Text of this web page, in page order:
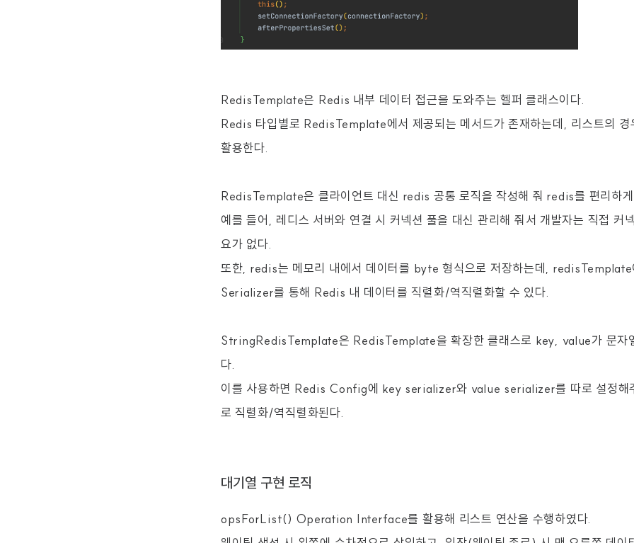
RedisTemplate은 Redis 내부 데이터 접근을 도와주는 헬퍼 클래스이다.
Redis 타입별로 RedisTemplate에서 제공되는 메서드가 존재하는데, 리스트의
활용한다.
RedisTemplate은 클라이언트 대신 redis 공통 로직을 작성해 줘 redis를 편리하
예를 들어, 레디스 서버와 연결 시 커넥션 풀을 대신 관리해 줘서 개발자는 직접 커
요가 없다.
또한, redis는 메모리 내에서 데이터를 byte 형식으로 저장하는데, redisTemplate
Serializer를 통해 Redis 내 데이터를 직렬화/역직렬화할 수 있다.
StringRedisTemplate은 RedisTemplate을 확장한 클래스로 key, value가 문자
다.
이를 사용하면 Redis Config에 key serializer와 value serializer를 따로 설정해
로 직렬화/역직렬화된다.
대기열 구현 로직
opsForList() Operation Interface를 활용해 리스트 연산을 수행하였다.